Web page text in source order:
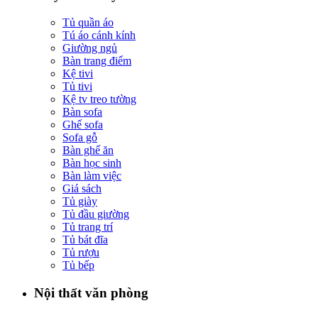
Tủ quần áo
Tú áo cánh kính
Giường ngủ
Bàn trang điểm
Kệ tivi
Tủ tivi
Kệ tv treo tường
Bàn sofa
Ghế sofa
Sofa gỗ
Bàn ghế ăn
Bàn học sinh
Bàn làm việc
Giá sách
Tủ giày
Tủ đầu giường
Tủ trang trí
Tủ bát đĩa
Tủ rượu
Tủ bếp
Nội thất văn phòng